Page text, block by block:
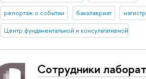
репортаж о событии бакалавриат
Центр фундаментальной и консультативной
Сотрудники